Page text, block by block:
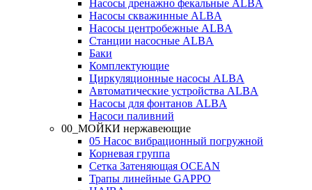
Насосы дренажно фекальные ALBA
Насосы скважинные ALBA
Насосы центробежные ALBA
Станции насосные ALBA
Баки
Комплектующие
Циркуляционные насосы ALBA
Автоматические устройства ALBA
Насосы для фонтанов ALBA
Насоси паливний
00_МОЙКИ нержавеющие
05 Насос вибрационный погружной
Корневая группа
Сетка Затеняющая OCEAN
Трапы линейные GAPPO